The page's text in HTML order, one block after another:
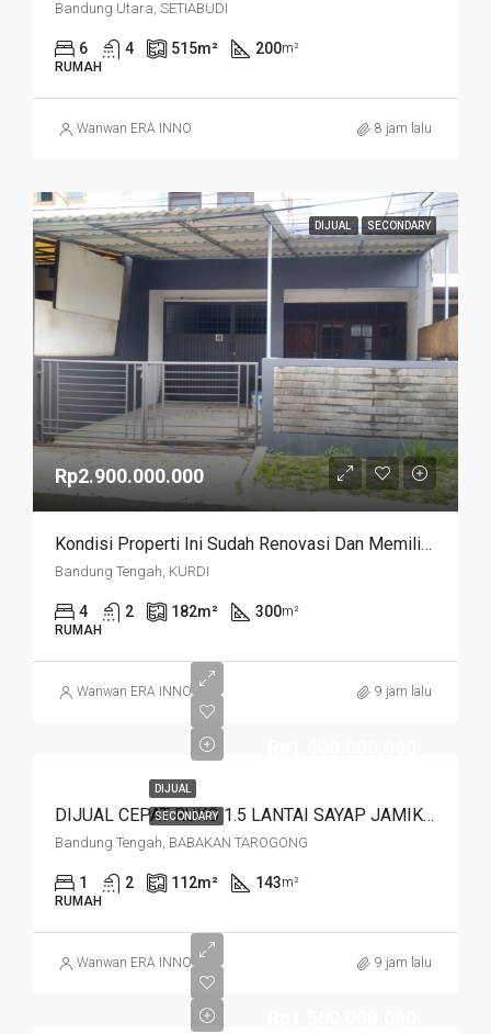
Bandung Utara, SETIABUDI
6 4 515m² 200m²
RUMAH
Wanwan ERA INNO 8 jam lalu
DIJUAL SECONDARY
Rp2.900.000.000
Kondisi Properti Ini Sudah Renovasi Dan Memiliki Desain Scandinavian Yang Menambah Daya Tarik Dan Estetika Properti Ini. Rumah Ini Berada Di Area Perumahan/komplek. Kurdi Timur
Bandung Tengah, KURDI
4 2 182m² 300m²
RUMAH
Wanwan ERA INNO 9 jam lalu
DIJUAL
SECONDARY DIJUAL CEPAT RUKO 1.5 LANTAI SAYAP JAMIKA MASUK HNYA 30 MTR DR JALAN MAIN ROAD JAMIKA HARGA MURAHHH. JL BABAKAN TAROGONG
Bandung Tengah, BABAKAN TAROGONG
1 2 112m² 143m²
RUMAH
Wanwan ERA INNO 9 jam lalu